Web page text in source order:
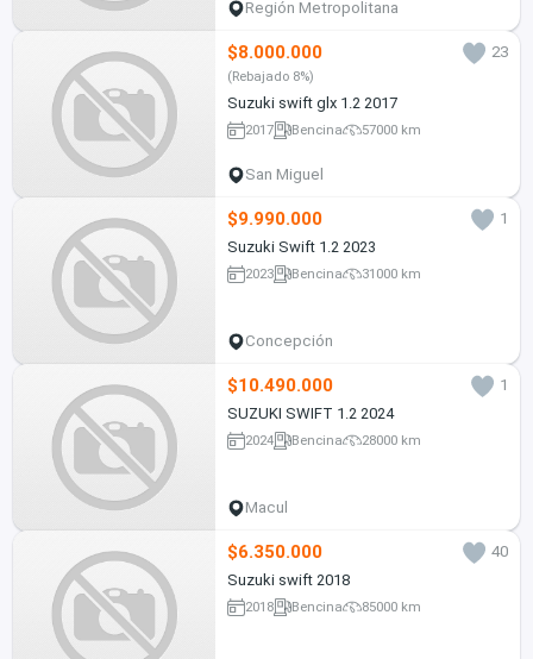
Región Metropolitana
$8.000.000 23
(Rebajado 8%)
Suzuki swift glx 1.2 2017
2017 Bencina 57000 km
San Miguel
$9.990.000
1
Suzuki Swift 1.2 2023
2023 Bencina 31000 km
Concepción
$10.490.000
1
SUZUKI SWIFT 1.2 2024
2024 Bencina 28000 km
Macul
$6.350.000
40
Suzuki swift 2018
2018 Bencina 85000 km